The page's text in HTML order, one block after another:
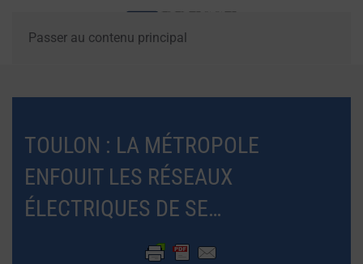
Passer au contenu principal
TOULON : LA MÉTROPOLE
ENFOUIT LES RÉSEAUX
ÉLECTRIQUES DE SE…